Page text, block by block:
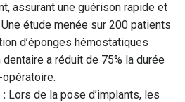
assurant une guérison rapide et
étude menée sur 200 patients
d’éponges hémostatiques
a réduit de 75% la durée
: Lors de la pose d’implants, les